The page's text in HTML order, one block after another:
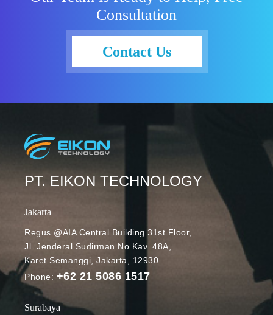
membutuhkan
Salah satu
populer untuk
tersebut
dengan
“menurunkan”
teknik
Retrieval
Augmented
Generation.
akan
Consultation
Contact Us
PT. EIKON TECHNOLOGY
Jakarta
Regus @AIA Central Building 31st Floor,
Jl. Jenderal Sudirman No.Kav. 48A,
Karet Semanggi, Jakarta, 12930
Phone: +62 21 5086 1517
Surabaya